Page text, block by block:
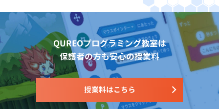
QUREOプログラミング教室は
保護者の方も安心の授業料
授業料はこちら